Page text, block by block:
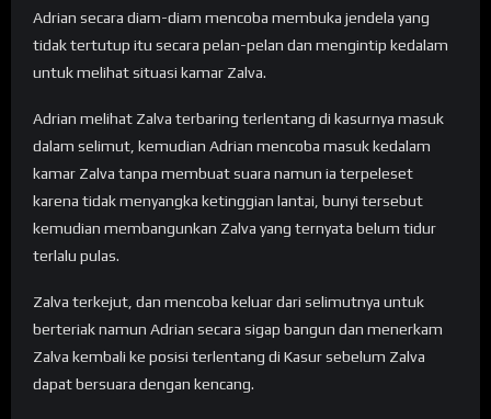
Adrian secara diam-diam mencoba membuka jendela yang
tidak tertutup itu secara pelan-pelan dan mengintip kedalam
untuk melihat situasi kamar Zalva.
Adrian melihat Zalva terbaring terlentang di kasurnya masuk
dalam selimut, kemudian Adrian mencoba masuk kedalam
kamar Zalva tanpa membuat suara namun ia terpeleset
karena tidak menyangka ketinggian lantai, bunyi tersebut
kemudian membangunkan Zalva yang ternyata belum tidur
terlalu pulas.
Zalva terkejut, dan mencoba keluar dari selimutnya untuk
berteriak namun Adrian secara sigap bangun dan menerkam
Zalva kembali ke posisi terlentang di Kasur sebelum Zalva
dapat bersuara dengan kencang.